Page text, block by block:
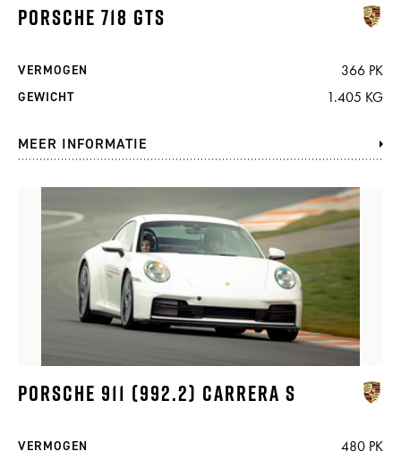
PORSCHE 718 GTS
VERMOGEN 366 PK
GEWICHT 1.405 KG
MEER INFORMATIE
PORSCHE 911 (992.2) CARRERA S
VERMOGEN 480 PK